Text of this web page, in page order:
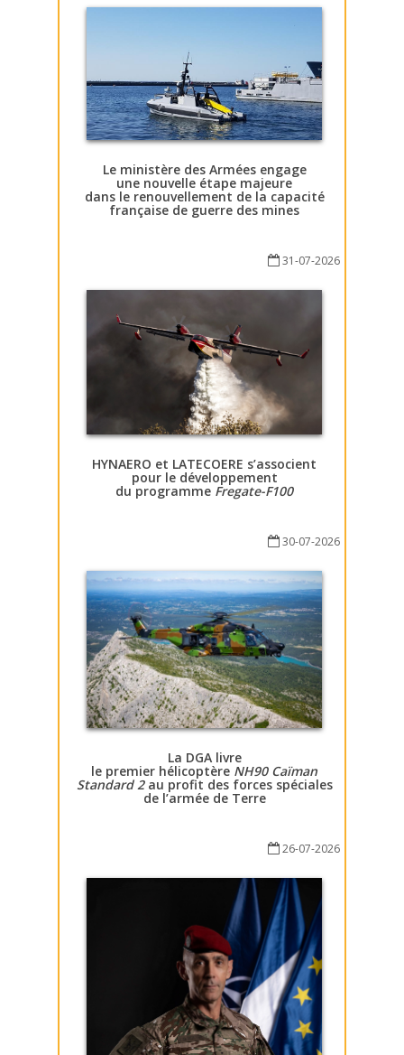
Le ministère des Armées engage
une nouvelle étape majeure
dans le renouvellement de la capacité
française de guerre des mines
31-07-2026
HYNAERO et LATECOERE s’associent
pour le développement
du programme Fregate-F100
30-07-2026
La DGA livre
le premier hélicoptère NH90 Caïman
Standard 2au profit des forces spéciales
de l’armée de Terre
26-07-2026